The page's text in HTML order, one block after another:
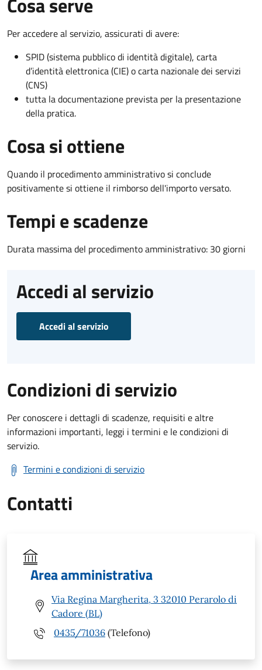
Per accedere al servizio, assicurati di avere:
SPID (sistema pubblico di identità digitale), carta
d’identità elettronica (CIE) o carta nazionale dei servizi
(CNS)
tutta la documentazione prevista per la presentazione
della pratica.
Cosa si ottiene
Quando il procedimento amministrativo si conclude
positivamente si ottiene il rimborso dell'importo versato.
Tempi e scadenze
Durata massima del procedimento amministrativo: 30 giorni
Accedi al servizio
Accedi al servizio
Condizioni di servizio
Per conoscere i dettagli di scadenze, requisiti e altre
informazioni importanti, leggi i termini e le condizioni di
servizio.
Termini e condizioni di servizio
Contatti
Area amministrativa
Via Regina Margherita, 3 32010 Perarolo di
Cadore (BL)
0435/71036 (Telefono)